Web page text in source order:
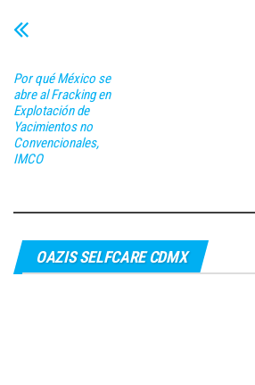
Por qué México se
abre al Fracking en
Explotación de
Yacimientos no
Convencionales,
IMCO
OAZIS SELFCARE CDMX